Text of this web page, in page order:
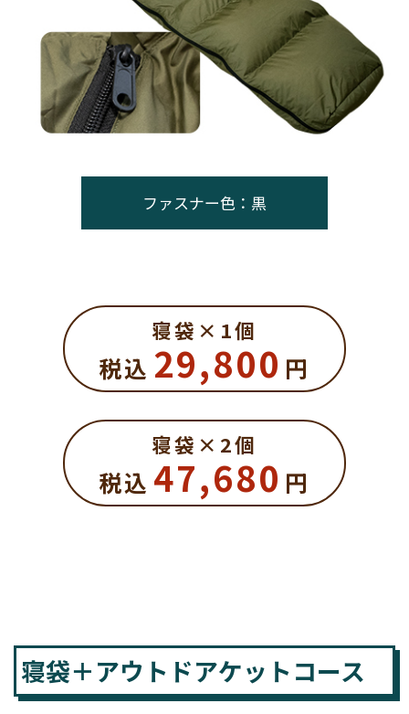
ファスナー色：黒
寝袋×1個
税込 29,800 円
寝袋×2個
税込 47,680 円
寝袋＋アウトドアケットコース